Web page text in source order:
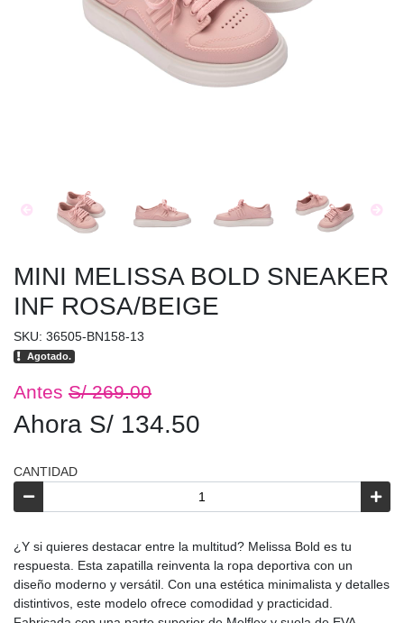
MINI MELISSA BOLD SNEAKER
INF ROSA/BEIGE
SKU: 36505-BN158-13
Agotado.
Antes S/ 269.00
Ahora S/ 134.50
CANTIDAD
¿Y si quieres destacar entre la multitud? Melissa Bold es tu
respuesta. Esta zapatilla reinventa la ropa deportiva con un
diseño moderno y versátil. Con una estética minimalista y detalles
distintivos, este modelo ofrece comodidad y practicidad.